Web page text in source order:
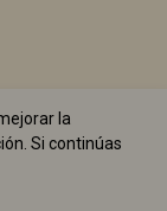
la
Si continúas